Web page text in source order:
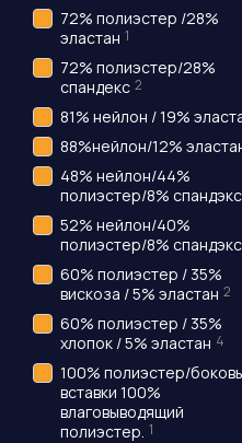
72% полиэстер /28%
эластан 1
72% полиэстер/28%
спандекс 2
81% нейлон / 19%
88%нейлон/12%
48% нейлон/44%
полиэстер/8% спандэкс
52% нейлон/40%
полиэстер/8% спандэкс
60% полиэстер / 35%
вискоза / 5% эластан 2
60% полиэстер / 35%
хлопок / 5% эластан 4
100% полиэстер/
вставки 100%
влаговыводящий
полиэстер. 1